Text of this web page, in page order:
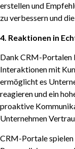
erstellen und
zu verbessern und
4. Reaktionen in
Dank CRM-Portalen
Interaktionen mit
ermöglicht es
reagieren und ein
proaktive
Unternehmen
CRM-Portale spielen